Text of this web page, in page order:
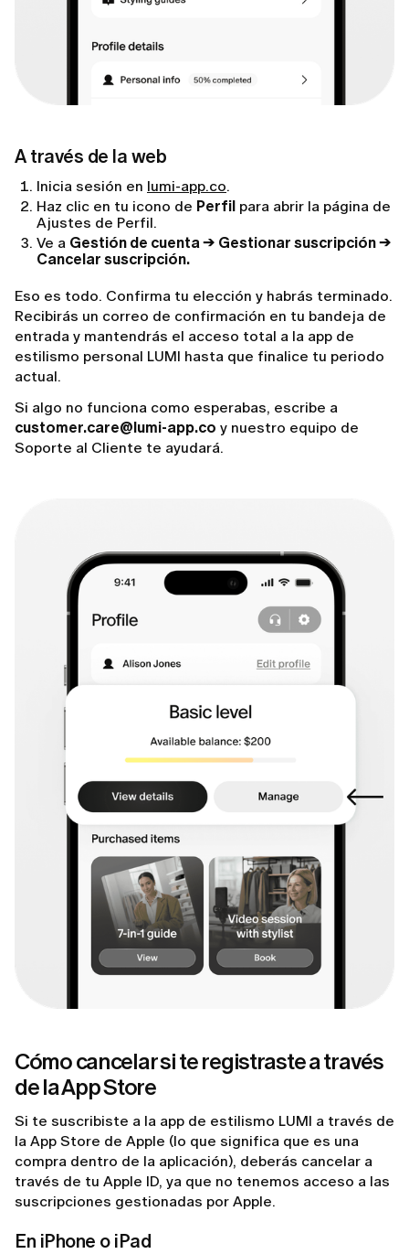
A través de la web
Inicia sesión en lumi-app.co.
Haz clic en tu icono de Perfil para abrir la página de
Ajustes de Perfil.
Ve a Gestión de cuenta → Gestionar suscripción →
Cancelar suscripción.
Eso es todo. Confirma tu elección y habrás terminado.
Recibirás un correo de confirmación en tu bandeja de
entrada y mantendrás el acceso total a la app de
estilismo personal LUMI hasta que finalice tu periodo
actual.
Si algo no funciona como esperabas, escribe a
customer.care@lumi-app.co y nuestro equipo de
Soporte al Cliente te ayudará.
Cómo cancelar si te registraste a través
de la App Store
Si te suscribiste a la app de estilismo LUMI a través de
la App Store de Apple (lo que significa que es una
compra dentro de la aplicación), deberás cancelar a
través de tu Apple ID, ya que no tenemos acceso a las
suscripciones gestionadas por Apple.
En iPhone o iPad